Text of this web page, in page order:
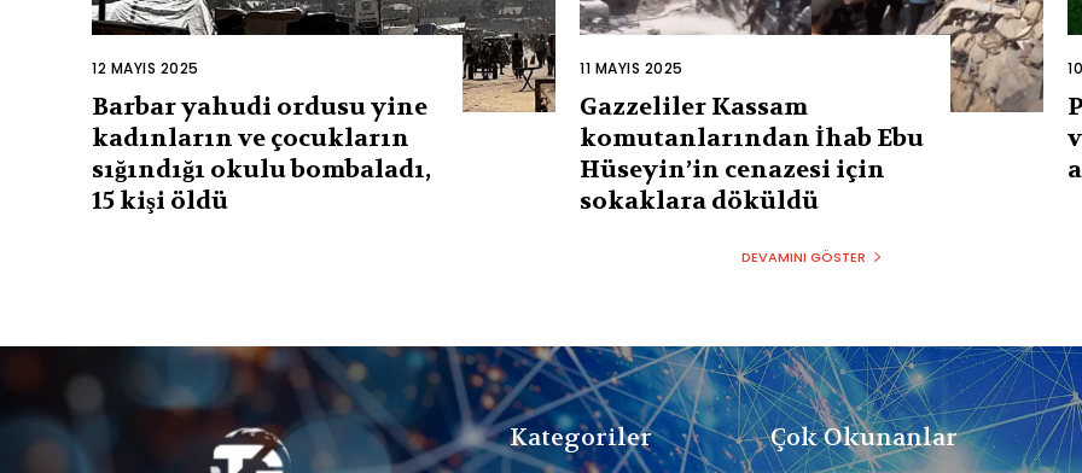
12 MAYIS 2025
Barbar yahudi ordusu yine
kadınların ve çocukların
sığındığı okulu bombaladı,
15 kişi öldü
11 MAYIS 2025
Gazzeliler Kassam
komutanlarından İhab Ebu
Hüseyin’in cenazesi için
sokaklara döküldü
DEVAMINI GÖSTER
Kategoriler Çok Okunanlar